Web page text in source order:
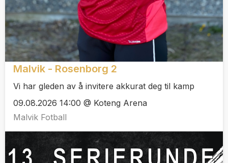
Malvik - Rosenborg 2
Vi har gleden av å invitere akkurat deg til kamp
09.08.2026 14:00 @ Koteng Arena
Malvik Fotball